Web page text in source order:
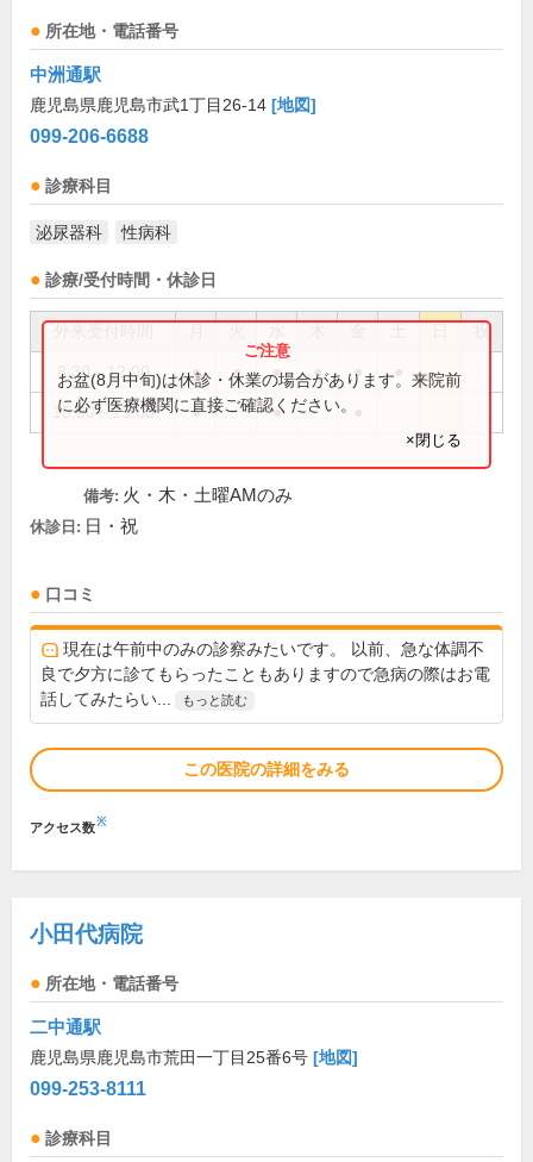
所在地・電話番号
中洲通駅
鹿児島県鹿児島市武1丁目26-14 [地図]
099-206-6688
診療科目
泌尿器科 性病科
診療/受付時間・休診日
祝
8:30～12:00 ● ● ● ● ●
15:00～19:00 ● ●
お盆(8月中旬)は休診・休業の場合があります。来院前
に必ず医療機関に直接ご確認ください。
×閉じる
備考: 火・木・土曜AMのみ
休診日: 日・祝
口コミ
現在は午前中のみの診察みたいです。 以前、急な体調不
良で夕方に診てもらったこともありますので急病の際はお電
話してみたらい...
もっと読む
この医院の詳細をみる
アクセス数※
小田代病院
所在地・電話番号
二中通駅
鹿児島県鹿児島市荒田一丁目25番6号 [地図]
099-253-8111
診療科目